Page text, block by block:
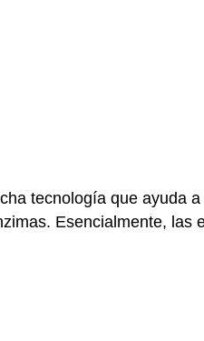
tecnología que ayuda
Esencialmente, las